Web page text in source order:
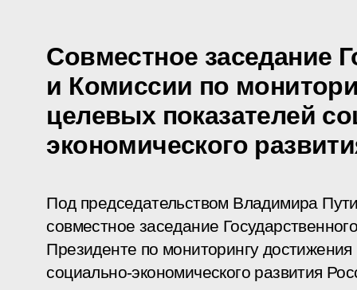
Совместное заседание
и Комиссии по
целевых показателей
экономического
Под председательством Владимира
совместное заседание
Президенте по мониторингу
социально-экономического развития